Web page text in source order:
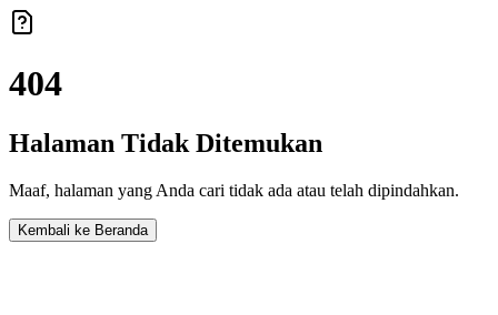
404
Halaman Tidak Ditemukan
Maaf, halaman yang Anda cari tidak ada atau telah dipindahkan.
Kembali ke Beranda